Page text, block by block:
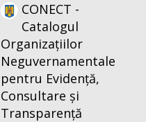
CONECT -
Catalogul
Organizațiilor
Neguvernamentale
pentru Evidență,
Consultare și
Transparență